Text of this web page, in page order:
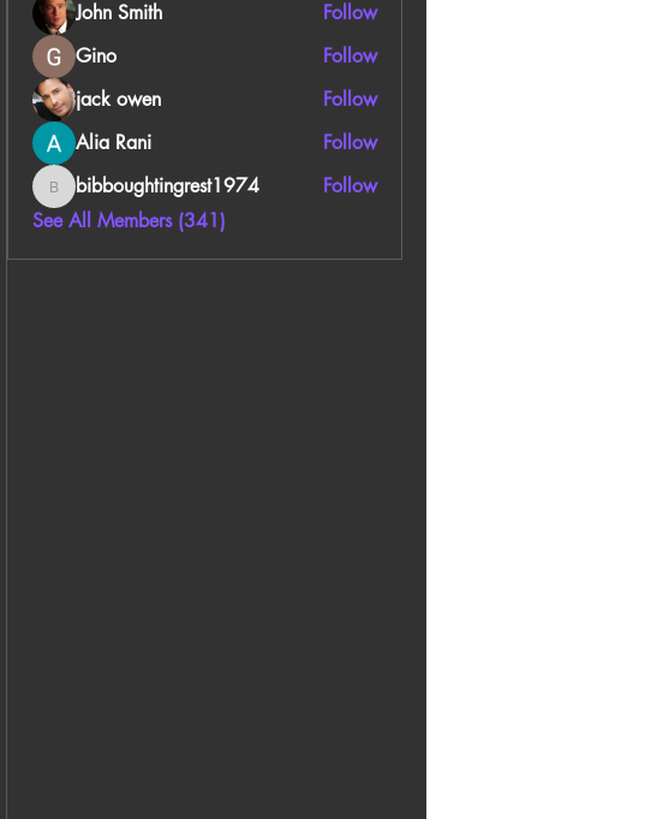
John Smith
Follow
Gino
Follow
jack owen
Follow
Alia Rani
Follow
bibboughtingrest1974
bibboughtingrest1974
Follow
See All Members (341)